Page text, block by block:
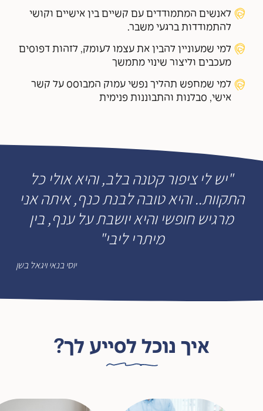
לאנשים המתמודדים עם קשיים בין אישיים וקושי
להתמודדות ברגעי משבר.
למי שמעוניין להבין את עצמו לעומק, לזהות דפוסים
מעכבים וליצור שינוי מתמשך
למי שמחפש תהליך נפשי עמוק המבוסס על קשר
אישי, סבלנות והתבוננות פנימית
"יש לי ציפור קטנה בלב, והיא אולי כל
התקוות.. והיא טובה לבנת כנף, איתה אני
מרגיש חופשי והיא יושבת על ענף, בין
מיתרי ליבי"
יוסי בנאי ויגאל בשן
איך נוכל לסייע לך?